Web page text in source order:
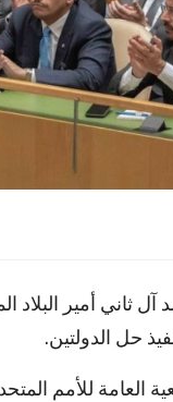
أمير البلاد
حل الدولتين.
العامة للأمم